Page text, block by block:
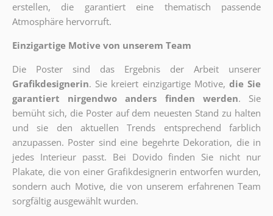
erstellen, die garantiert eine thematisch passende
Atmosphäre hervorruft.
Einzigartige Motive von unserem Team
Die Poster sind das Ergebnis der Arbeit unserer
Grafikdesignerin. Sie kreiert einzigartige Motive, die Sie
garantiert nirgendwo anders finden werden. Sie
bemüht sich, die Poster auf dem neuesten Stand zu halten
und sie den aktuellen Trends entsprechend farblich
anzupassen. Poster sind eine begehrte Dekoration, die in
jedes Interieur passt. Bei Dovido finden Sie nicht nur
Plakate, die von einer Grafikdesignerin entworfen wurden,
sondern auch Motive, die von unserem erfahrenen Team
sorgfältig ausgewählt wurden.